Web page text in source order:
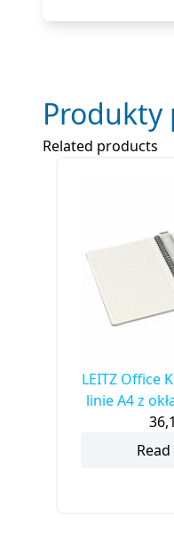
Produkty
Related products
LEITZ Office
linie A4 z